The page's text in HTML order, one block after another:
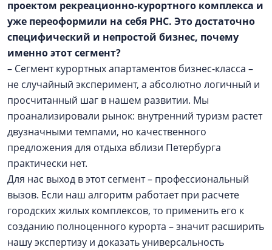
проектом рекреационно-курортного комплекса и
уже переоформили на себя РНС. Это достаточно
специфический и непростой бизнес, почему
именно этот сегмент?
– Сегмент курортных апартаментов бизнес-класса –
не случайный эксперимент, а абсолютно логичный и
просчитанный шаг в нашем развитии. Мы
проанализировали рынок: внутренний туризм растет
двузначными темпами, но качественного
предложения для отдыха вблизи Петербурга
практически нет.
Для нас выход в этот сегмент – профессиональный
вызов. Если наш алгоритм работает при расчете
городских жилых комплексов, то применить его к
созданию полноценного курорта – значит расширить
нашу экспертизу и доказать универсальность